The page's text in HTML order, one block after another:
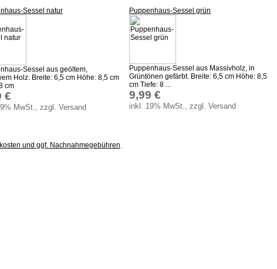
Sessel natur
Sessel aus geöltem,
Holz. Breite: 6,5 cm Höhe: 8,5 cm
cm
€
MwSt., zzgl. Versand
Puppenhaus-Sessel grün
Puppenhaus-Sessel aus Massivholz, in
Grüntönen gefärbt. Breite: 6,5 cm Höhe: 8,5
cm Tiefe: 8 ...
9,99 €
inkl. 19% MwSt., zzgl. Versand
und ggf. Nachnahmegebühren